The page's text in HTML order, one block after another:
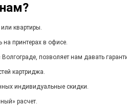
квартиры.
на принтерах в офисе.
позволяет нам давать
картриджа.
индивидуальные скидки.
расчет.